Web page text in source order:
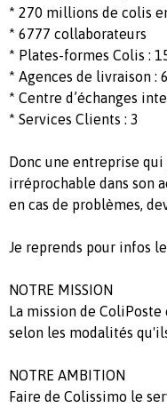
* 270 millions de colis
* 6777 collaborateurs
* Plates-formes Colis :
* Agences de livraison :
* Centre d’échanges
* Services Clients : 3
Donc une entreprise
irréprochable dans son
en cas de problèmes,
Je reprends pour infos
NOTRE MISSION
La mission de
selon les modalités
NOTRE AMBITION
Faire de Colissimo le